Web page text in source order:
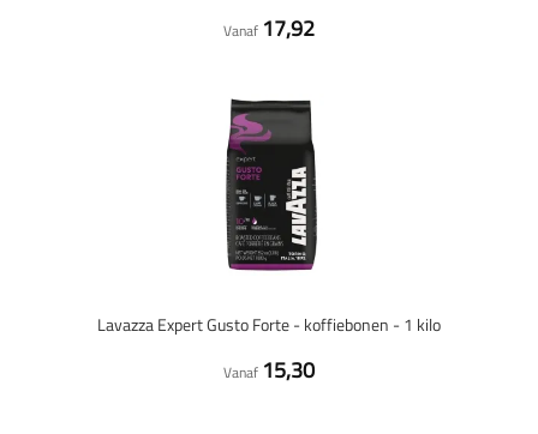
Vanaf 17,92
Lavazza Expert Gusto Forte - koffiebonen - 1 kilo
Vanaf 15,30